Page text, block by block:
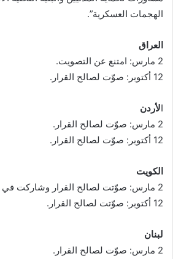
الهجمات العسكرية”.
العراق
2 مارس: امتنع عن التصويت.
12 أكتوبر: صوّت لصالح القرار.
الأردن
2 مارس: صوّت لصالح القرار.
12 أكتوبر: صوّت لصالح القرار.
الكويت
2 مارس: صوّتت لصالح القرار وشاركت في رعايته.
12 أكتوبر: صوّتت لصالح القرار.
لبنان
2 مارس: صوّت لصالح القرار.